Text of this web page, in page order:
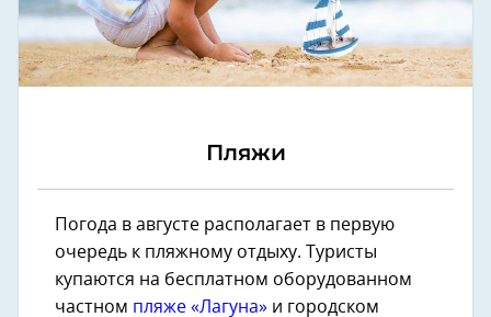
Пляжи
Погода в августе располагает в первую
очередь к пляжному отдыху. Туристы
купаются на бесплатном оборудованном
частном пляже «Лагуна» и городском